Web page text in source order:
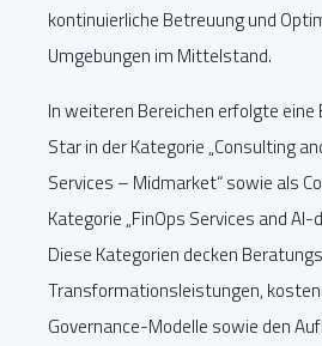
kontinuierliche Betreuung und
Umgebungen im Mittelstand.
In weiteren Bereichen erfolgte eine
Star in der Kategorie „Consulting
Services – Midmarket“ sowie als
Kategorie „FinOps Services and AI-
Diese Kategorien decken
Transformationsleistungen,
Governance-Modelle sowie den